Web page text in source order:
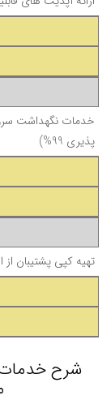
خدمات نگهداشت
پذیری 99%)
تهیه کپی پشتیبان از
شرح خدمات